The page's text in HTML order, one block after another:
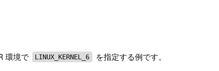
環境で LINUX_KERNEL_6 を指定する例です。